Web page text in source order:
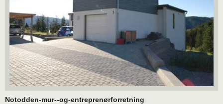
Notodden-mur--og-entreprenørforretning